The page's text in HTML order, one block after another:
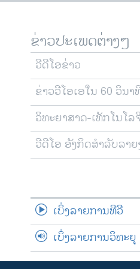
ຂ່າວປະເພດຕ່າງໆ
ວີດີໂອຂ່າວ
ຂ່າວວີໂອເອໃນ 60 ວິນາ
ວິທະຍາສາດ-ເທັກໂນໂລ
ວີດີໂອ ອັງກິດສຳລັບລາຍ
ເບິ່ງລາຍການທີວີ
ເບິ່ງລາຍການວິທະຍຸ